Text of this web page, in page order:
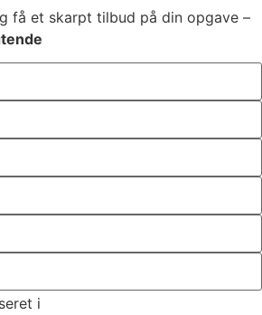
få et skarpt tilbud på din opgave –
i